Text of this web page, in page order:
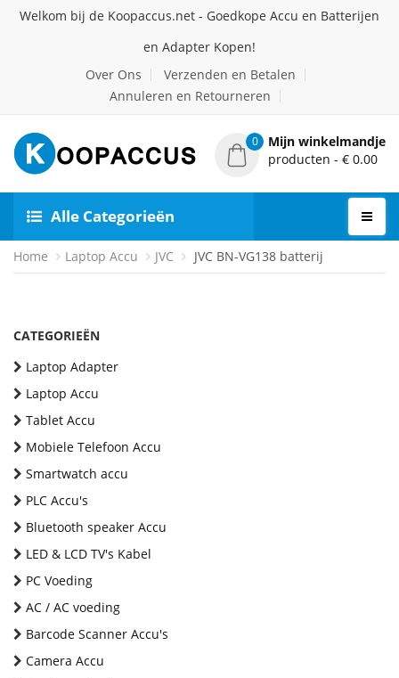
Welkom bij de Koopaccus.net - Goedkope Accu en Batterijen
en Adapter Kopen!
Over Ons
Verzenden en Betalen
Annuleren en Retourneren
0
Mijn winkelmandje
producten - € 0.00
Alle Categorieën
Home Laptop Accu JVC JVC BN-VG138 batterij
CATEGORIEËN
Laptop Adapter
Laptop Accu
Tablet Accu
Mobiele Telefoon Accu
Smartwatch accu
PLC Accu's
Bluetooth speaker Accu
LED & LCD TV's Kabel
PC Voeding
AC / AC voeding
Barcode Scanner Accu's
Camera Accu